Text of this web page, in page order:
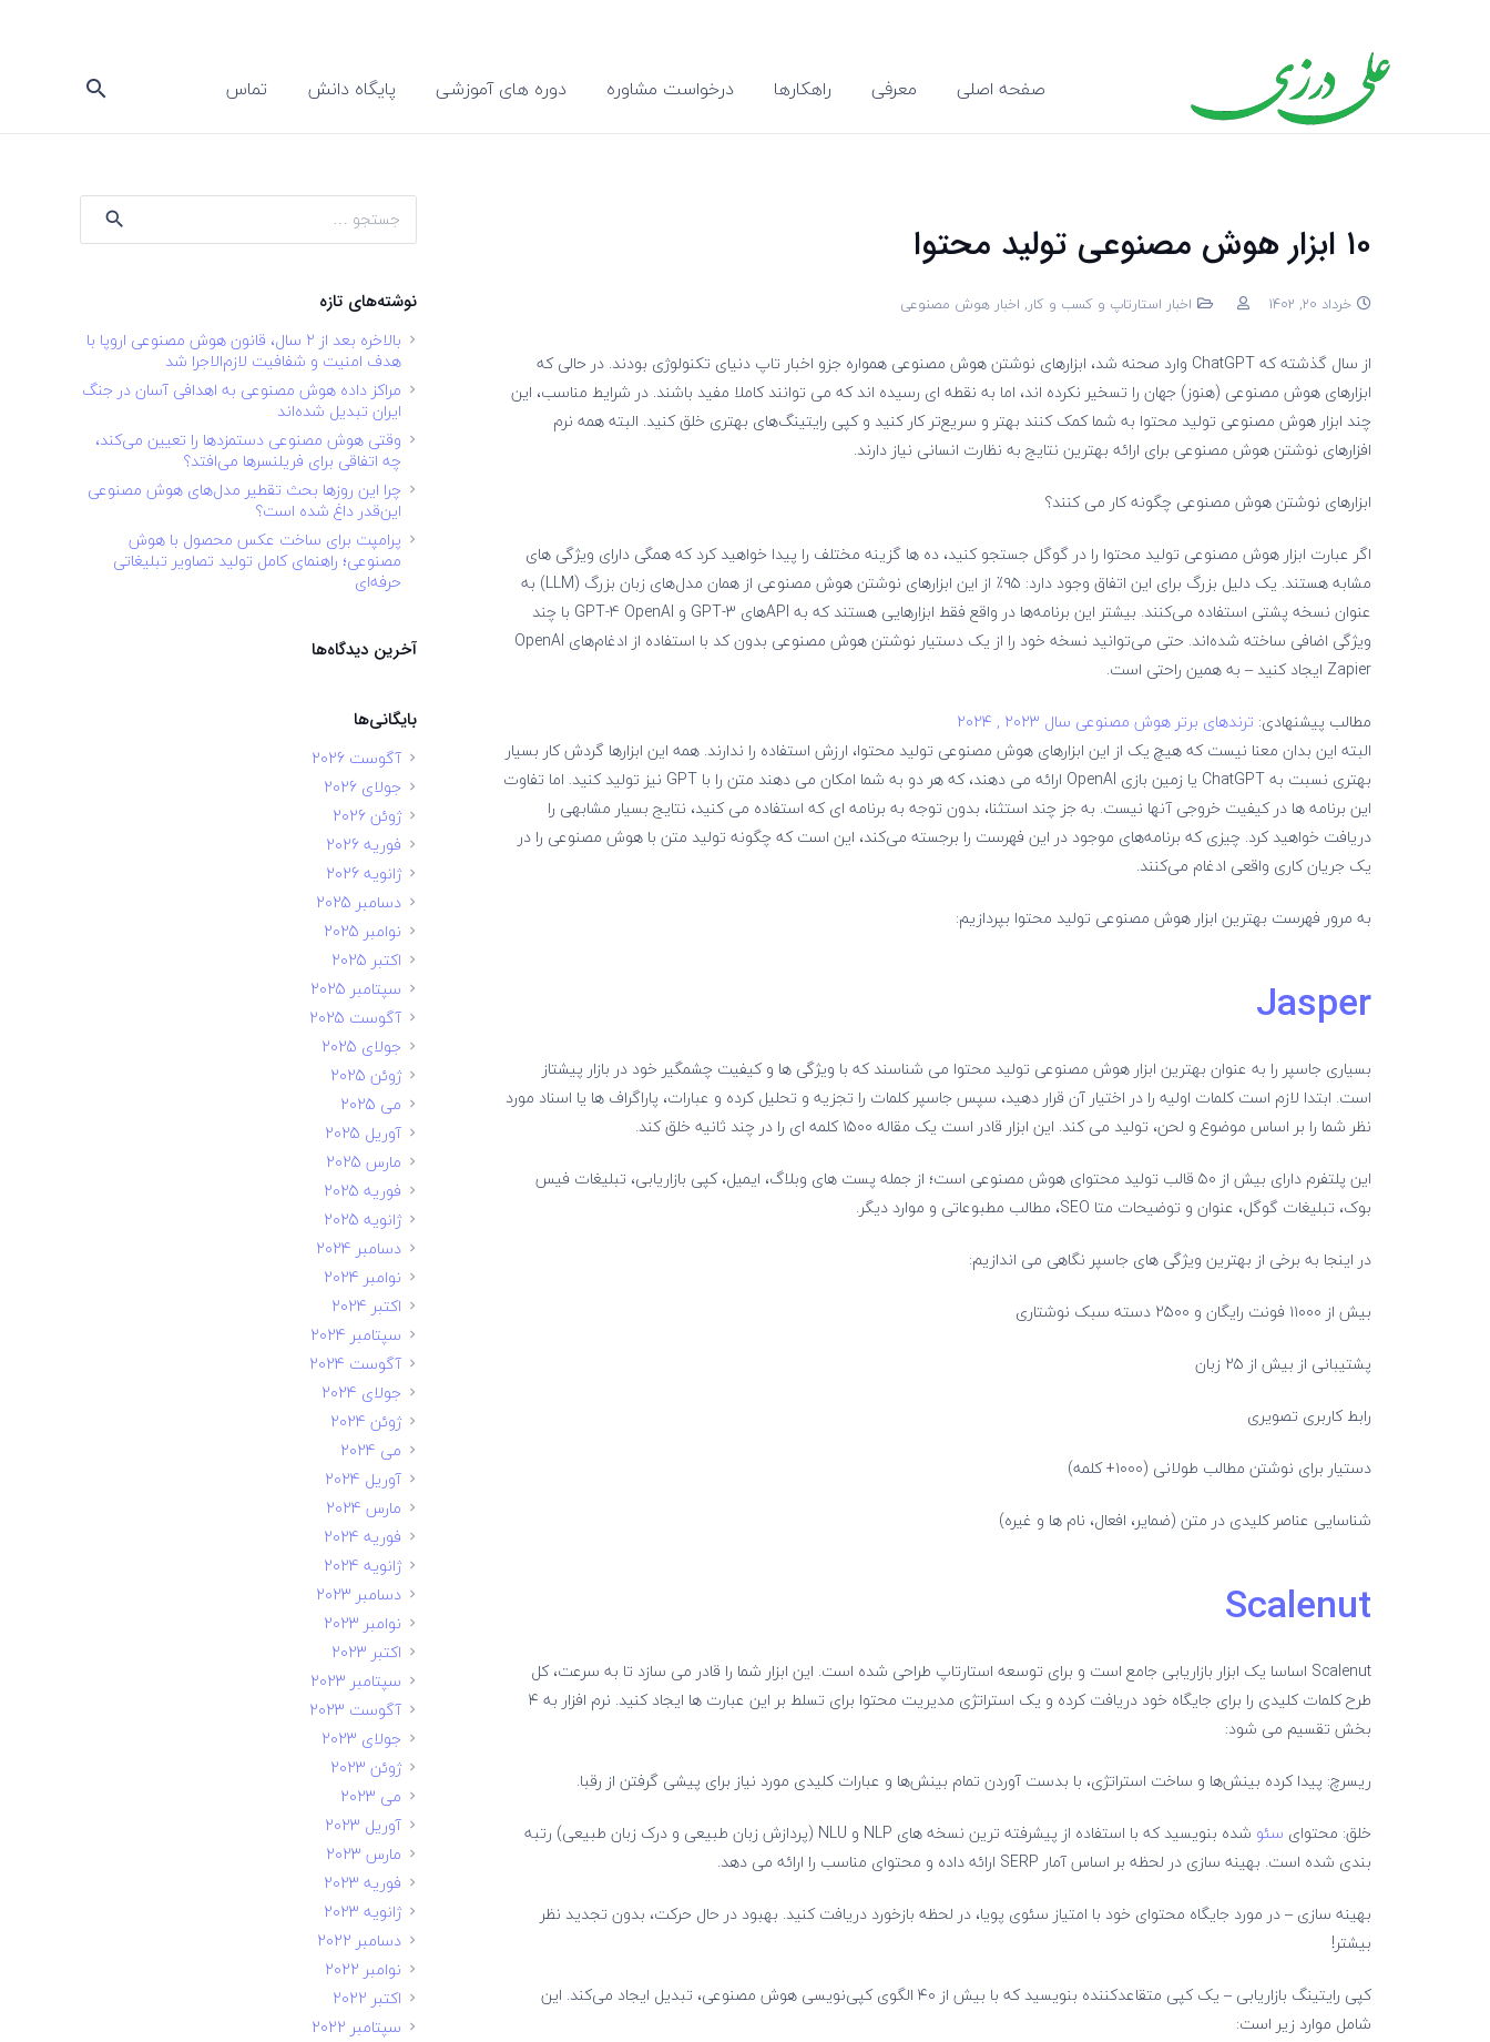
صفحه اصلی معرفی راهکارها درخواست مشاوره دوره های آموزشی پایگاه دانش تماس search
۱۰ ابزار هوش مصنوعی تولید محتوا
خرداد 20, 1402 اخبار استارتاپ و کسب و کار, اخبار هوش مصنوعی
از سال گذشته که ChatGPT وارد صحنه شد، ابزارهای نوشتن هوش مصنوعی همواره جزو اخبار تاپ دنیای تکنولوژی بودند. در حالی که
ابزارهای هوش مصنوعی (هنوز) جهان را تسخیر نکرده اند، اما به نقطه ای رسیده اند که می توانند کاملا مفید باشند. در شرایط مناسب، این
چند ابزار هوش مصنوعی تولید محتوا به شما کمک کنند بهتر و سریع‌تر کار کنید و کپی رایتینگ‌های بهتری خلق کنید. البته همه نرم
افزارهای نوشتن هوش مصنوعی برای ارائه بهترین نتایج به نظارت انسانی نیاز دارند.
ابزارهای نوشتن هوش مصنوعی چگونه کار می کنند؟
اگر عبارت ابزار هوش مصنوعی تولید محتوا را در گوگل جستجو کنید، ده ها گزینه مختلف را پیدا خواهید کرد که همگی دارای ویژگی های
مشابه هستند. یک دلیل بزرگ برای این اتفاق وجود دارد: ۹۵٪ از این ابزارهای نوشتن هوش مصنوعی از همان مدل‌های زبان بزرگ (LLM) به
عنوان نسخه پشتی استفاده می‌کنند. بیشتر این برنامه‌ها در واقع فقط ابزارهایی هستند که به APIهای GPT-3 و GPT-4 OpenAI با چند
ویژگی اضافی ساخته شده‌اند. حتی می‌توانید نسخه خود را از یک دستیار نوشتن هوش مصنوعی بدون کد با استفاده از ادغام‌های OpenAI
Zapier ایجاد کنید – به همین راحتی است.
مطالب پیشنهادی: ترندهای برتر هوش مصنوعی سال ۲۰۲۳ , ۲۰۲۴
البته این بدان معنا نیست که هیچ یک از این ابزارهای هوش مصنوعی تولید محتوا، ارزش استفاده را ندارند. همه این ابزارها گردش کار بسیار
بهتری نسبت به ChatGPT یا زمین بازی OpenAI ارائه می دهند، که هر دو به شما امکان می دهند متن را با GPT نیز تولید کنید. اما تفاوت
این برنامه ها در کیفیت خروجی آنها نیست. به جز چند استثنا، بدون توجه به برنامه ای که استفاده می کنید، نتایج بسیار مشابهی را
دریافت خواهید کرد. چیزی که برنامه‌های موجود در این فهرست را برجسته می‌کند، این است که چگونه تولید متن با هوش مصنوعی را در
یک جریان کاری واقعی ادغام می‌کنند.
به مرور فهرست بهترین ابزار هوش مصنوعی تولید محتوا بپردازیم:
Jasper
بسیاری جاسپر را به عنوان بهترین ابزار هوش مصنوعی تولید محتوا می شناسند که با ویژگی ها و کیفیت چشمگیر خود در بازار پیشتاز
است. ابتدا لازم است کلمات اولیه را در اختیار آن قرار دهید، سپس جاسپر کلمات را تجزیه و تحلیل کرده و عبارات، پاراگراف ها یا اسناد مورد
نظر شما را بر اساس موضوع و لحن، تولید می کند. این ابزار قادر است یک مقاله ۱۵۰۰ کلمه ای را در چند ثانیه خلق کند.
این پلتفرم دارای بیش از ۵۰ قالب تولید محتوای هوش مصنوعی است؛ از جمله پست های وبلاگ، ایمیل، کپی بازاریابی، تبلیغات فیس
بوک، تبلیغات گوگل، عنوان و توضیحات متا SEO، مطالب مطبوعاتی و موارد دیگر.
در اینجا به برخی از بهترین ویژگی های جاسپر نگاهی می اندازیم:
بیش از ۱۱۰۰۰ فونت رایگان و ۲۵۰۰ دسته سبک نوشتاری
پشتیبانی از بیش از ۲۵ زبان
رابط کاربری تصویری
دستیار برای نوشتن مطالب طولانی (۱۰۰۰+ کلمه)
شناسایی عناصر کلیدی در متن (ضمایر، افعال، نام ها و غیره)
Scalenut
Scalenut اساسا یک ابزار بازاریابی جامع است و برای توسعه استارتاپ طراحی شده است. این ابزار شما را قادر می سازد تا به سرعت، کل
طرح کلمات کلیدی را برای جایگاه خود دریافت کرده و یک استراتژی مدیریت محتوا برای تسلط بر این عبارت ها ایجاد کنید. نرم افزار به ۴
بخش تقسیم می شود:
ریسرچ: پیدا کرده بینش‌ها و ساخت استراتژی، با بدست آوردن تمام بینش‌ها و عبارات کلیدی مورد نیاز برای پیشی گرفتن از رقبا.
خلق: محتوای سئو
شده بنویسید که با استفاده از پیشرفته ترین نسخه های NLP و NLU (پردازش زبان طبیعی و درک زبان طبیعی) رتبه
بندی شده است. بهینه سازی در لحظه بر اساس آمار SERP ارائه داده و محتوای مناسب را ارائه می دهد.
بهینه سازی – در مورد جایگاه محتوای خود با امتیاز سئوی پویا، در لحظه بازخورد دریافت کنید. بهبود در حال حرکت، بدون تجدید نظر
بیشتر!
کپی رایتینگ بازاریابی – یک کپی متقاعدکننده بنویسید که با بیش از ۴۰ الگوی کپی‌نویسی هوش مصنوعی، تبدیل ایجاد می‌کند. این
شامل موارد زیر است:
جستجو
برای:
نوشته‌های تازه
بالاخره بعد از ۲ سال، قانون هوش مصنوعی اروپا با
هدف امنیت و شفافیت لازم‌الاجرا شد
مراکز داده هوش مصنوعی به اهدافی آسان در جنگ
ایران تبدیل شده‌اند
وقتی هوش مصنوعی دستمزدها را تعیین می‌کند،
چه اتفاقی برای فریلنسرها می‌افتد؟
چرا این روزها بحث تقطیر مدل‌های هوش مصنوعی
این‌قدر داغ شده است؟
پرامپت برای ساخت عکس محصول با هوش
مصنوعی؛ راهنمای کامل تولید تصاویر تبلیغاتی
حرفه‌ای
آخرین دیدگاه‌ها
بایگانی‌ها
آگوست 2026
جولای 2026
ژوئن 2026
فوریه 2026
ژانویه 2026
دسامبر 2025
نوامبر 2025
اکتبر 2025
سپتامبر 2025
آگوست 2025
جولای 2025
ژوئن 2025
می 2025
آوریل 2025
مارس 2025
فوریه 2025
ژانویه 2025
دسامبر 2024
نوامبر 2024
اکتبر 2024
سپتامبر 2024
آگوست 2024
جولای 2024
ژوئن 2024
می 2024
آوریل 2024
مارس 2024
فوریه 2024
ژانویه 2024
دسامبر 2023
نوامبر 2023
اکتبر 2023
سپتامبر 2023
آگوست 2023
جولای 2023
ژوئن 2023
می 2023
آوریل 2023
مارس 2023
فوریه 2023
ژانویه 2023
دسامبر 2022
نوامبر 2022
اکتبر 2022
سپتامبر 2022